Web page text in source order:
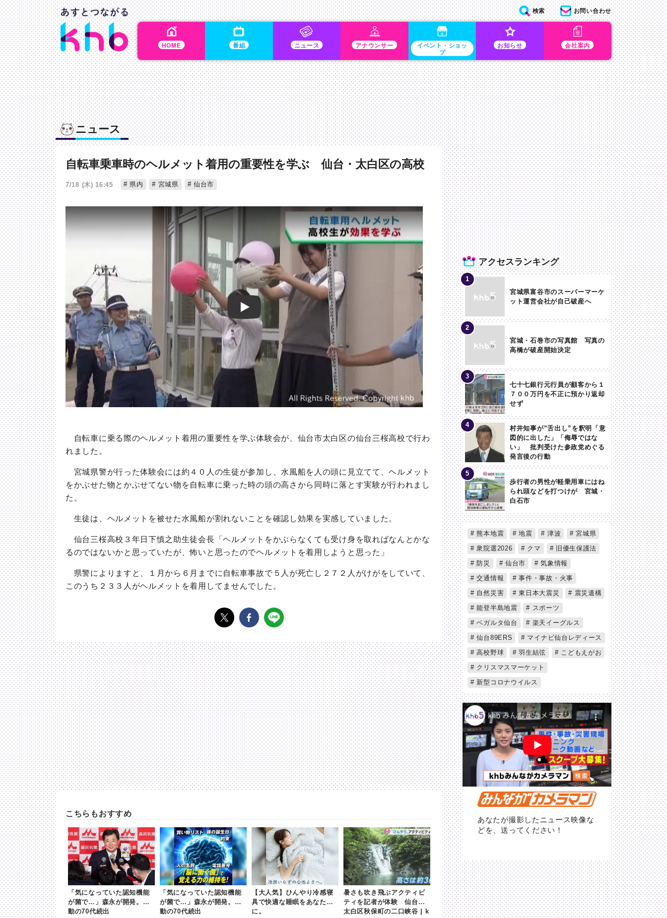
HOME 番組 ニュース アナウンサー イベント・ショッ
プ
お知らせ 会社案内
検索 お問い合わせ
ニュース
自転車乗車時のヘルメット着用の重要性を学ぶ 仙台・太白区の高校
7/18 (木) 16:45 県内 宮城県 仙台市
Play
自転車に乗る際のヘルメット着用の重要性を学ぶ体験会が、仙台市太白区の仙台三桜高校で行わ
れました。
宮城県警が行った体験会には約４０人の生徒が参加し、水風船を人の頭に見立てて、ヘルメット
をかぶせた物とかぶせてない物を自転車に乗った時の頭の高さから同時に落とす実験が行われまし
た。
生徒は、ヘルメットを被せた水風船が割れないことを確認し効果を実感していました。
仙台三桜高校３年日下慎之助生徒会長「ヘルメットをかぶらなくても受け身を取ればなんとかな
るのではないかと思っていたが、怖いと思ったのでヘルメットを着用しようと思った」
県警によりますと、１月から６月までに自転車事故で５人が死亡し２７２人がけがをしていて、
このうち２３３人がヘルメットを着用してませんでした。
こちらもおすすめ
「気になっていた認知機能
が菌で…」森永が開発。感
動の70代続出
「気になっていた認知機能
が菌で…」森永が開発。感
動の70代続出
【大人気】ひんやり冷感寝
具で快適な睡眠をあなた
に。
暑さも吹き飛ぶアクティビ
ティを記者が体験 仙台・
太白区秋保町の二口峡谷 | k
アクセスランキング
宮城県富谷市のスーパーマーケ
ット運営会社が自己破産へ
宮城・石巻市の写真館 写真の
高橋が破産開始決定
七十七銀行元行員が顧客から１
７００万円を不正に預かり返却
せず
村井知事が”舌出し”を釈明「意
図的に出した」「侮辱ではな
い」 批判受けた参政党めぐる
発言後の行動
歩行者の男性が軽乗用車にはね
られ頭などを打つけが 宮城・
白石市
熊本地震 地震 津波
宮城県
衆院選2026
クマ
旧優生保護法
防災
仙台市
気象情報
交通情報
事件・事故・火事
自然災害
東日本大震災
震災遺構
能登半島地震
スポーツ
ベガルタ仙台
楽天イーグルス
仙台89ERS
マイナビ仙台レディース
高校野球
羽生結弦
こどもえがお
クリスマスマーケット
新型コロナウイルス
あなたが撮影したニュース映像な
どを、送ってください！